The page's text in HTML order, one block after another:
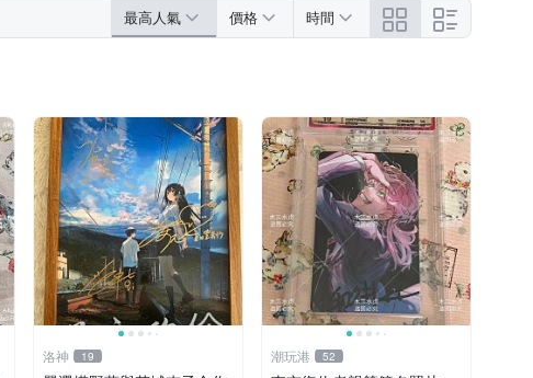
最高人氣 價格 時間
洛神 19 潮玩港 52